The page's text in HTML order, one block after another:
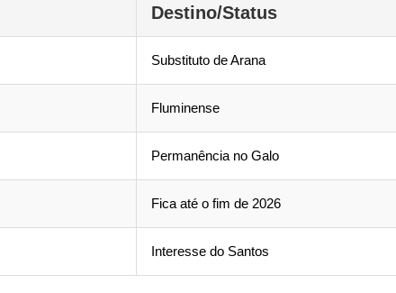
Destino/Status
Substituto de Arana
Fluminense
Permanência no Galo
Fica até o fim de 2026
Interesse do Santos